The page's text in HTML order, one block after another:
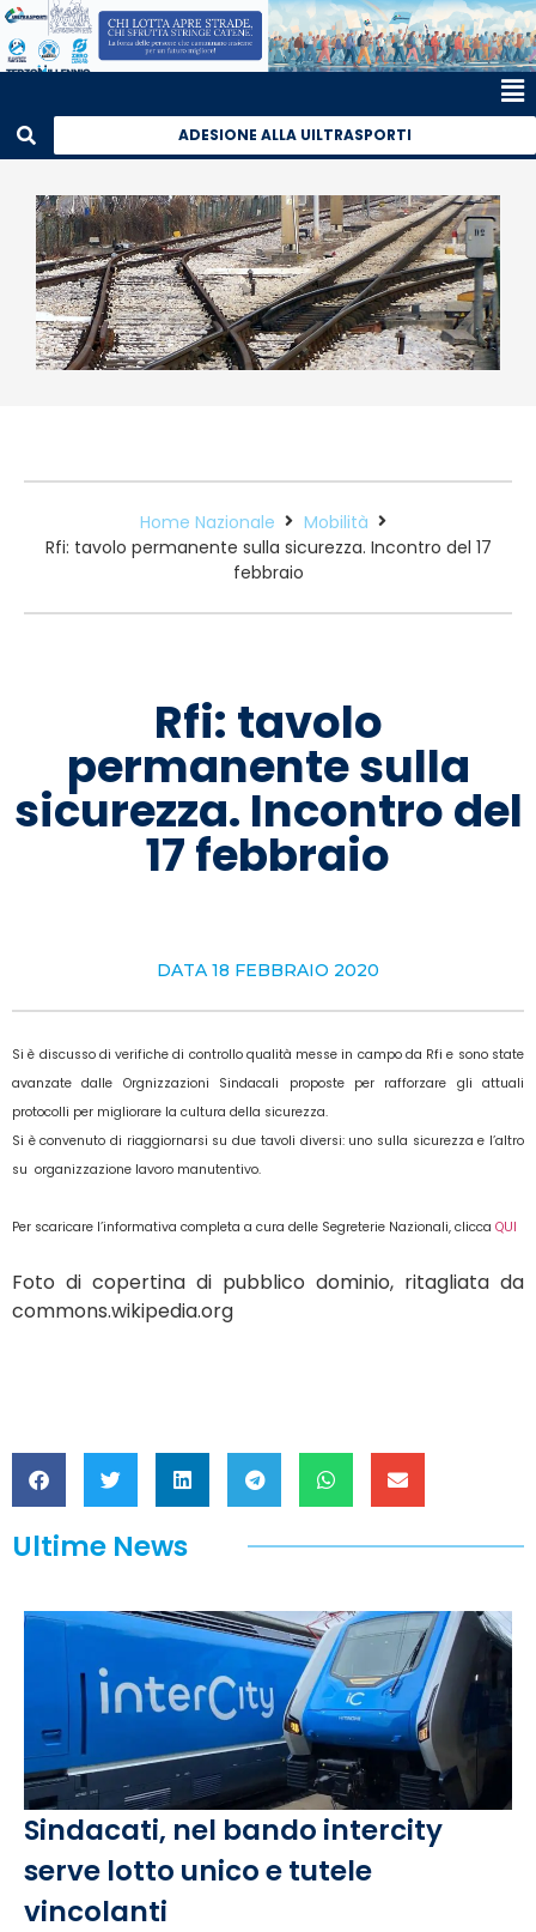
ADESIONE ALLA UILTRASPORTI
Home Nazionale
Mobilità
Rfi: tavolo permanente sulla sicurezza. Incontro del 17
febbraio
Rfi: tavolo
permanente sulla
sicurezza. Incontro del
17 febbraio
DATA 18 FEBBRAIO 2020
Si è discusso di verifiche di controllo qualità messe in campo da Rfi e sono state
avanzate dalle Orgnizzazioni Sindacali proposte per rafforzare gli attuali
protocolli per migliorare la cultura della sicurezza.
Si è convenuto di riaggiornarsi su due tavoli diversi: uno sulla sicurezza e l’altro
su organizzazione lavoro manutentivo.
Per scaricare l’informativa completa a cura delle Segreterie Nazionali, clicca QUI
Foto di copertina di pubblico dominio, ritagliata da
commons.wikipedia.org
Ultime News
Sindacati, nel bando intercity
serve lotto unico e tutele
vincolanti